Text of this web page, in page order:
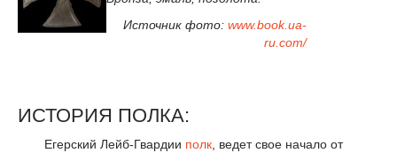
Источник фото: www.book.ua-
ru.com/
ИСТОРИЯ ПОЛКА:
Егерский Лейб-Гвардии полк, ведет свое начало от